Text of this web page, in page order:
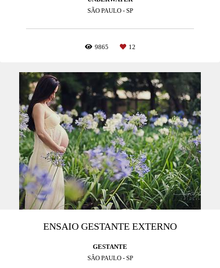
SÃO PAULO - SP
9865 12
ENSAIO GESTANTE EXTERNO
GESTANTE
SÂO PAULO - SP